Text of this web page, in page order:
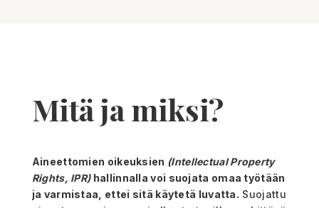
Mitä ja miksi?
Aineettomien oikeuksien (Intellectual Property
Rights, IPR)hallinnalla voi suojata omaa työtään
ja varmistaa, ettei sitä käytetä luvatta. Suojattu